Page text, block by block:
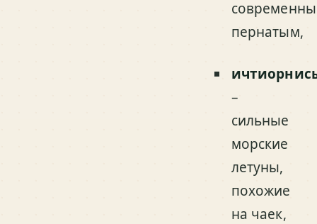
пернатым,
–
сильные
морские
летуны,
похожие
на чаек,